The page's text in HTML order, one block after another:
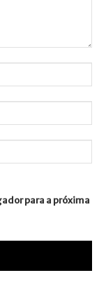
para a próxima